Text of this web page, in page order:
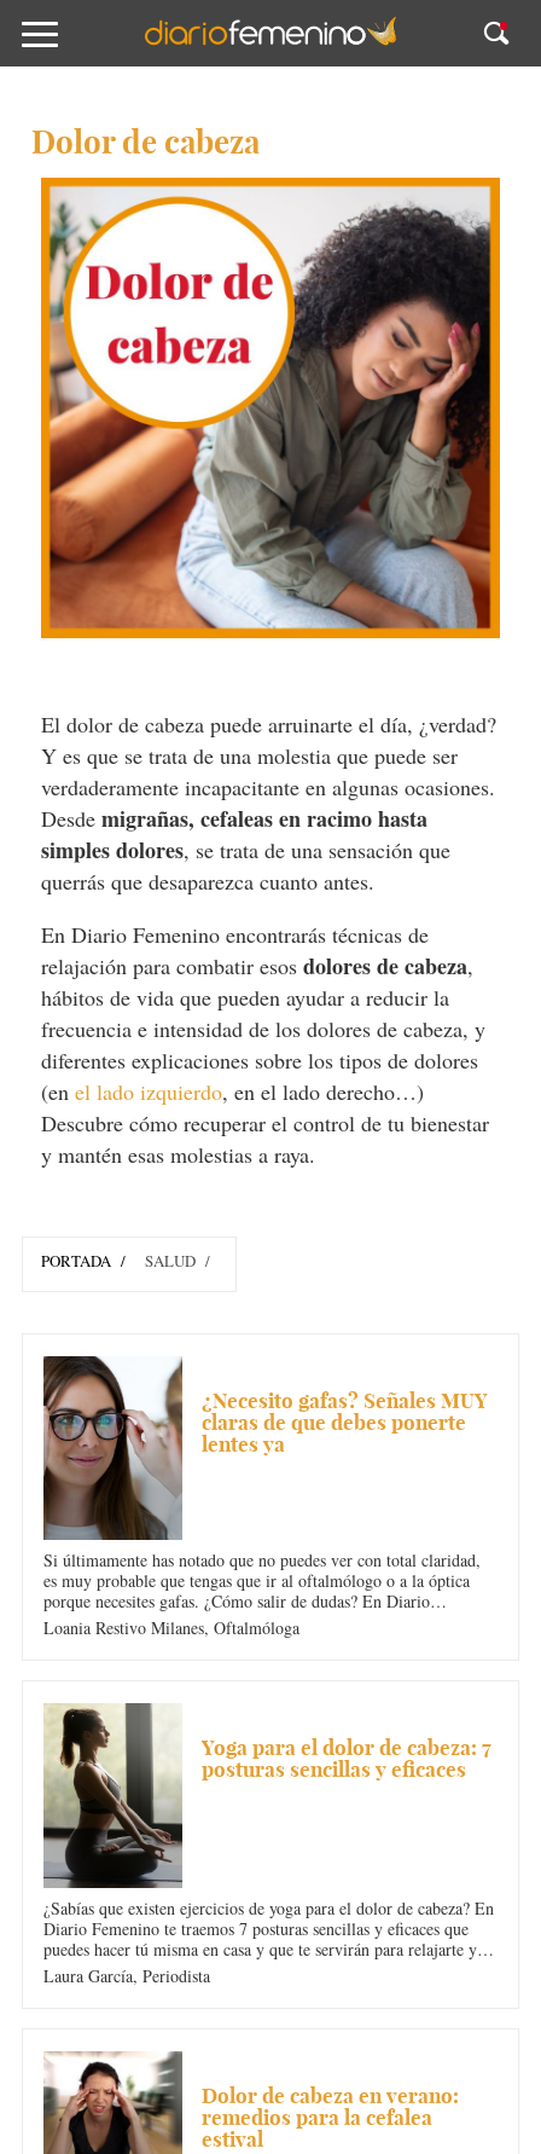
Dolor de cabeza
El dolor de cabeza puede arruinarte el día, ¿verdad?
Y es que se trata de una molestia que puede ser
verdaderamente incapacitante en algunas ocasiones.
Desde migrañas, cefaleas en racimo hasta
simples dolores, se trata de una sensación que
querrás que desaparezca cuanto antes.
En Diario Femenino encontrarás técnicas de
relajación para combatir esos dolores de cabeza,
hábitos de vida que pueden ayudar a reducir la
frecuencia e intensidad de los dolores de cabeza, y
diferentes explicaciones sobre los tipos de dolores
(en el lado izquierdo, en el lado derecho…)
Descubre cómo recuperar el control de tu bienestar
y mantén esas molestias a raya.
PORTADA SALUD
¿Necesito gafas? Señales MUY
claras de que debes ponerte
lentes ya
Si últimamente has notado que no puedes ver con total claridad,
es muy probable que tengas que ir al oftalmólogo o a la óptica
porque necesites gafas. ¿Cómo salir de dudas? En Diario
Femenino, la oftalmóloga Loania Restivo Milanes te cuenta las
señales más claras de que debes ponerte lentes ya.
Loania Restivo Milanes,Oftalmóloga
Yoga para el dolor de cabeza: 7
posturas sencillas y eficaces
¿Sabías que existen ejercicios de yoga para el dolor de cabeza? En
Diario Femenino te traemos 7 posturas sencillas y eficaces que
puedes hacer tú misma en casa y que te servirán para relajarte y
para olvidarte de la tensión del día a día. ¡Pruébalas! Te
aseguramos que no te arrepentirás.
Laura García,Periodista
Dolor de cabeza en verano:
remedios para la cefalea
estival